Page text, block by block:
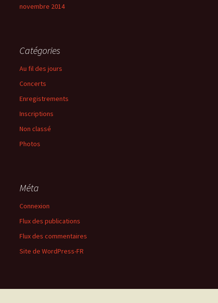
novembre 2014
Catégories
Au fil des jours
Concerts
Enregistrements
Inscriptions
Non classé
Photos
Méta
Connexion
Flux des publications
Flux des commentaires
Site de WordPress-FR